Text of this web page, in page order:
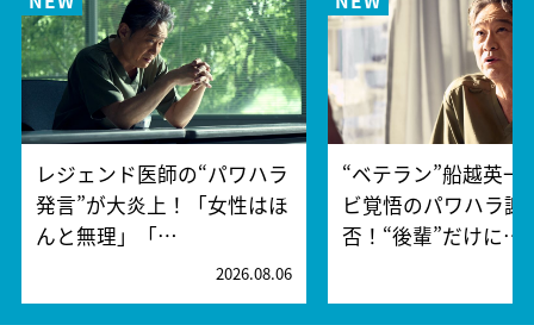
レジェンド医師の“パワハラ
発言”が大炎上！「女性はほ
んと無理」「…
2026.08.06
“ベテラン”船越英一
ビ覚悟のパワハラ謝
否！“後輩”だけに…